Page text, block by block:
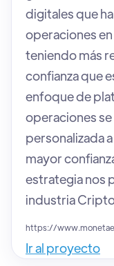
digitales que
operaciones
teniendo más
confianza que
enfoque de
operaciones
personalizada
mayor
estrategia nos
industria
https://
Ir al proyecto